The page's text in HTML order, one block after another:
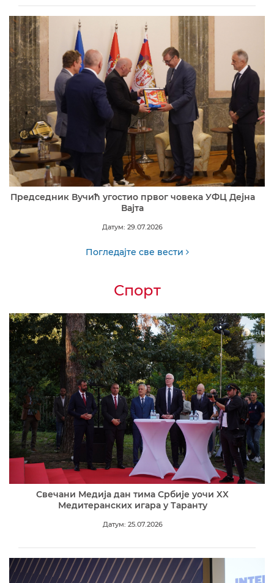
Председник Вучић угостио првог човека УФЦ Дејна
Вајта
Датум: 29.07.2026
Погледајте све вести
Спорт
Свечани Медија дан тима Србије уочи XX
Медитеранских игара у Таранту
Датум: 25.07.2026